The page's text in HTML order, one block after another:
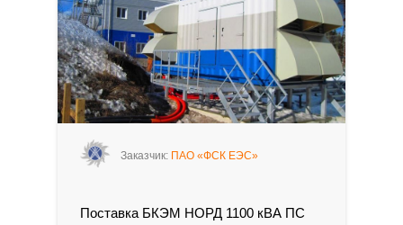
Заказчик: ПАО «ФСК ЕЭС»
Поставка БКЭМ НОРД 1100 кВА ПС